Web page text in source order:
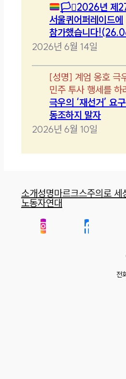
🏳️‍⚧️2026년 제
서울퀴어퍼레이드에
참가했습니다
2026년 6월 14일
[성명] 계엄 옹호 극
민주 투사 행세를 하
극우의 ‘재선거’ 요
동조하지 말자
2026년 6월 10일
소개성명마르크스주의로 세
노동자연대
전